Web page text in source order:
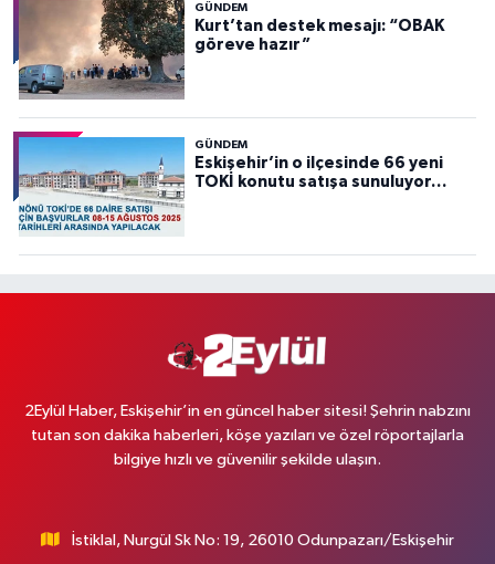
GÜNDEM
Kurt’tan destek mesajı: “OBAK
göreve hazır”
GÜNDEM
Eskişehir’in o ilçesinde 66 yeni
TOKİ konutu satışa sunuluyor…
2Eylül Haber, Eskişehir’in en güncel haber sitesi! Şehrin nabzını
tutan son dakika haberleri, köşe yazıları ve özel röportajlarla
bilgiye hızlı ve güvenilir şekilde ulaşın.
İstiklal, Nurgül Sk No: 19, 26010 Odunpazarı/Eskişehir